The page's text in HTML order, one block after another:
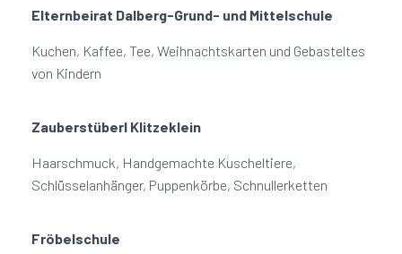
Elternbeirat Dalberg-Grund- und Mittelschule
Kuchen, Kaffee, Tee, Weihnachtskarten und Gebasteltes
von Kindern
Zauberstüberl Klitzeklein
Haarschmuck, Handgemachte Kuscheltiere,
Schlüsselanhänger, Puppenkörbe, Schnullerketten
Fröbelschule